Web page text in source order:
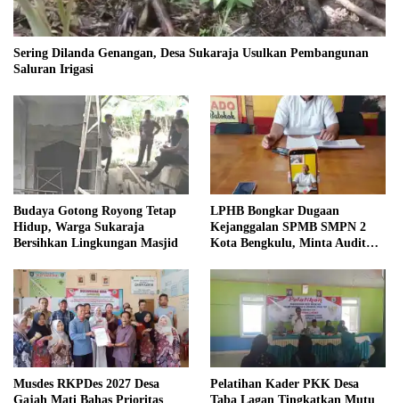
Sering Dilanda Genangan, Desa Sukaraja Usulkan Pembangunan
Saluran Irigasi
Budaya Gotong Royong Tetap
Hidup, Warga Sukaraja
Bersihkan Lingkungan Masjid
LPHB Bongkar Dugaan
Kejanggalan SPMB SMPN 2
Kota Bengkulu, Minta Audit
Musdes RKPDes 2027 Desa
Gajah Mati Bahas Prioritas
Pelatihan Kader PKK Desa
Taba Lagan Tingkatkan Mutu